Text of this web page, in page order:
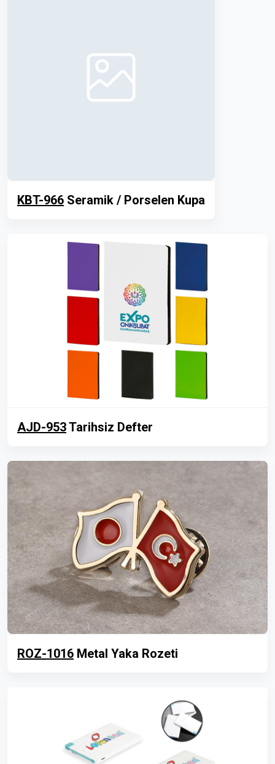
KBT-966 Seramik / Porselen Kupa
AJD-953Tarihsiz Defter
ROZ-1016 Metal Yaka Rozeti